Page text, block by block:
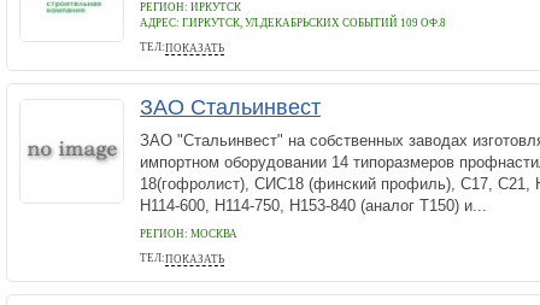
РЕГИОН: ИРКУТСК
АДРЕС: Г.ИРКУТСК, УЛ.ДЕКАБРЬСКИХ СОБЫТИЙ 109 ОФ.8
ТЕЛ:ПОКАЗАТЬ
(3952) 53-85-11, 67-22-44
ЗАО Стальинвест
ЗАО "Стальинвест" на собственных заводах
импортном оборудовании 14 типоразмеров
18(гофролист), СИС18 (финский профиль), С17,
Н114-600, Н114-750, Н153-840 (аналог Т150) и...
РЕГИОН: МОСКВА
ТЕЛ:ПОКАЗАТЬ
797-43-01